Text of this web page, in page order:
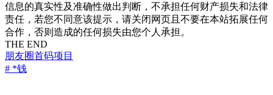
信息的真实性及准确性做出判断，不承担任何财产损失和法律
责任，若您不同意该提示，请关闭网页且不要在本站拓展任何
合作，否则造成的任何损失由您个人承担。
THE END
朋友圈首码项目
# *钱